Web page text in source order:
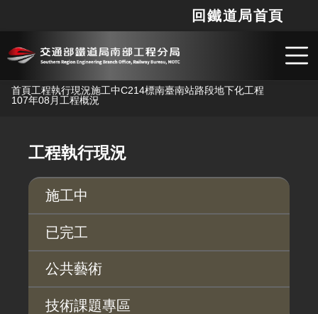
跳到主要內容
回鐵道局首頁
首頁工程執行現況施工中C214標南臺南站路段地下化工程
107年08月工程概況
工程執行現況
施工中
已完工
公共藝術
技術課題專區